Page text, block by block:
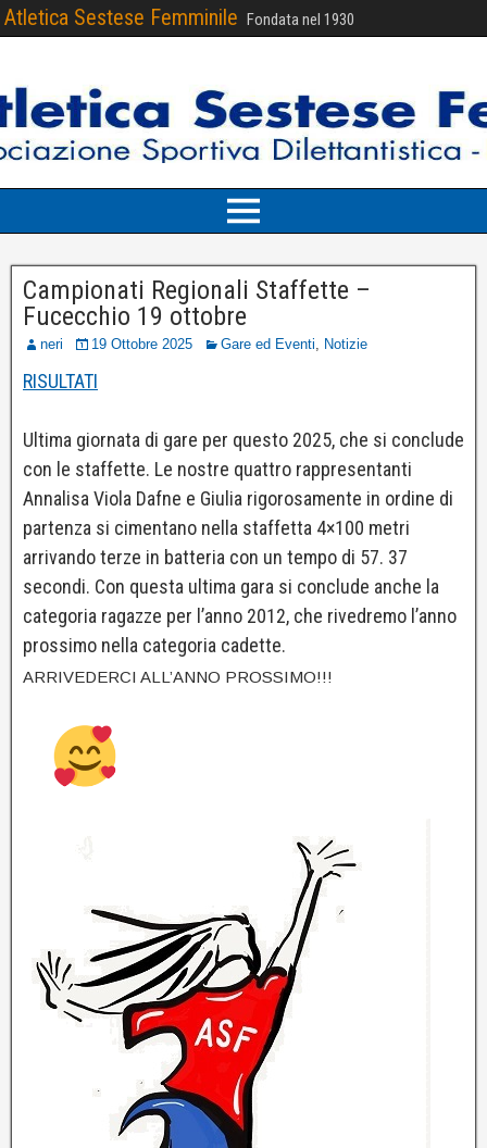
Atletica Sestese Femminile Fondata nel 1930
Campionati Regionali Staffette –
Fucecchio 19 ottobre
neri 19 Ottobre 2025 Gare ed Eventi, Notizie
RISULTATI
Ultima giornata di gare per questo 2025, che si conclude
con le staffette. Le nostre quattro rappresentanti
Annalisa Viola Dafne e Giulia rigorosamente in ordine di
partenza si cimentano nella staffetta 4×100 metri
arrivando terze in batteria con un tempo di 57. 37
secondi. Con questa ultima gara si conclude anche la
categoria ragazze per l’anno 2012, che rivedremo l’anno
prossimo nella categoria cadette.
ARRIVEDERCI ALL’ANNO PROSSIMO!!!